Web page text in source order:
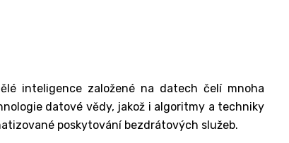
inteligence založené na datech čelí mnoha
datové vědy, jakož i algoritmy a techniky
poskytování bezdrátových služeb.